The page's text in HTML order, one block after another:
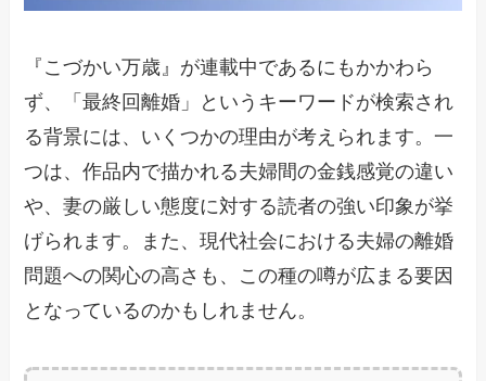
『こづかい万歳』が連載中であるにもかかわら
ず、「最終回離婚」というキーワードが検索され
る背景には、いくつかの理由が考えられます。一
つは、作品内で描かれる夫婦間の金銭感覚の違い
や、妻の厳しい態度に対する読者の強い印象が挙
げられます。また、現代社会における夫婦の離婚
問題への関心の高さも、この種の噂が広まる要因
となっているのかもしれません。